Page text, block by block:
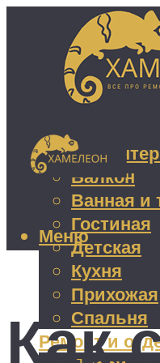
Дизайн
Балкон
Ванная и
Гостиная
Детская
Кухня
Прихожая
Спальня
Ремонт и
Меню
Как